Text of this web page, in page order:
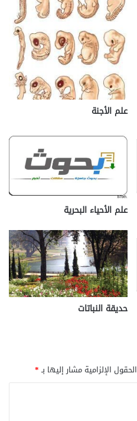
علم الأجنة
علم الأحياء البحرية
حديقة النباتات
الحقول الإلزامية مشار إليها بـ*